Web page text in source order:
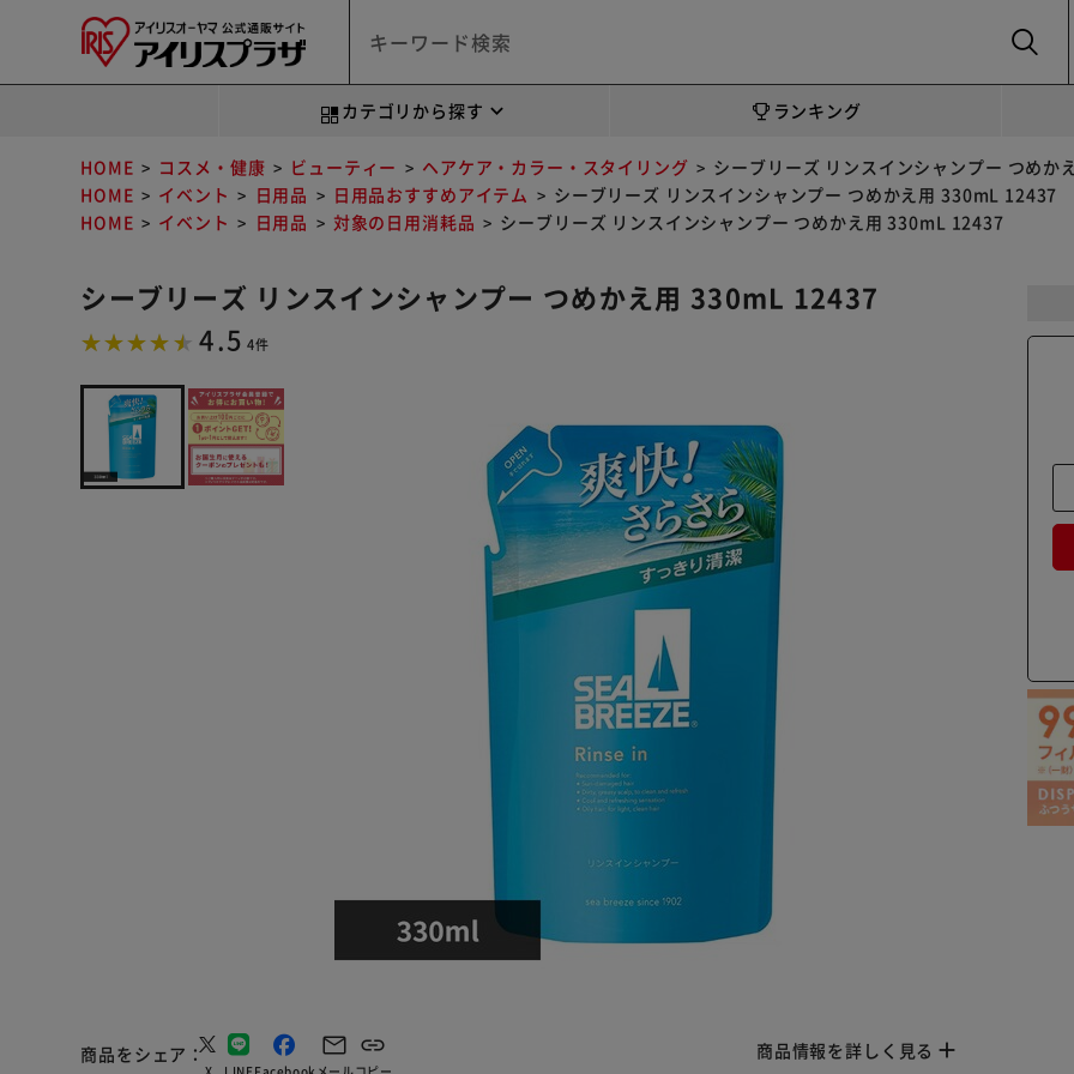
カテゴリから探す ランキング
HOME コスメ・健康 ビューティー ヘアケア・カラー・スタイリング
シーブリーズ リンスインシャンプー つめか
HOME
イベント 日用品 日用品おすすめアイテム
シーブリーズ リンスインシャンプー つめかえ用 330mL 12437
HOME
イベント 日用品 対象の日用消耗品 シーブリーズ リンスインシャンプー つめかえ用 330mL 12437
シーブリーズ リンスインシャンプー つめかえ用 330mL 12437
4.5 4件
商品をシェア 商品情報を詳しく見る